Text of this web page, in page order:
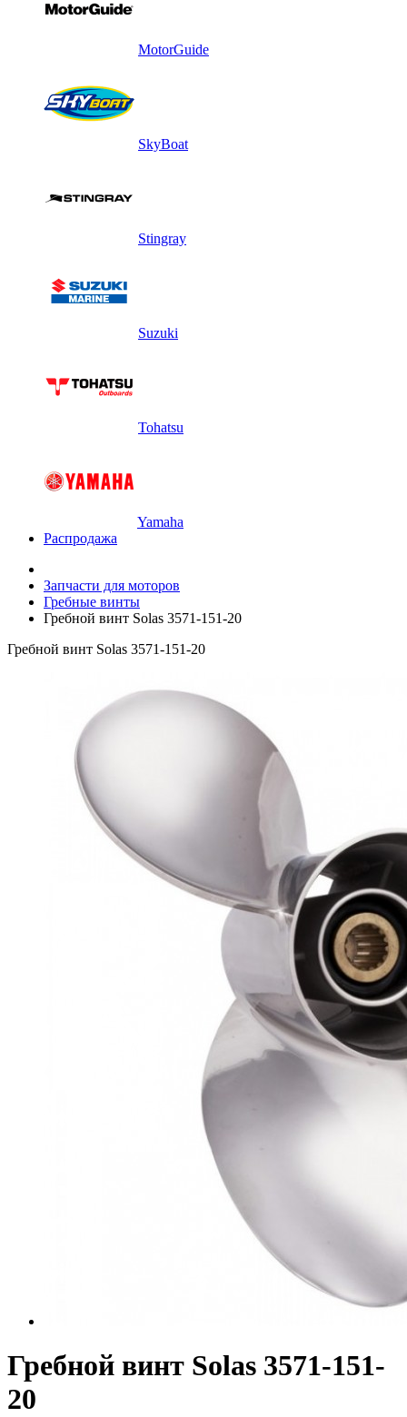
MotorGuide
SkyBoat
Stingray
Suzuki
Tohatsu
Yamaha
Распродажа
Запчасти для моторов
Гребные винты
Гребной винт Solas 3571-151-20
Гребной винт Solas 3571-151-20
Гребной винт Solas 3571-151-
20